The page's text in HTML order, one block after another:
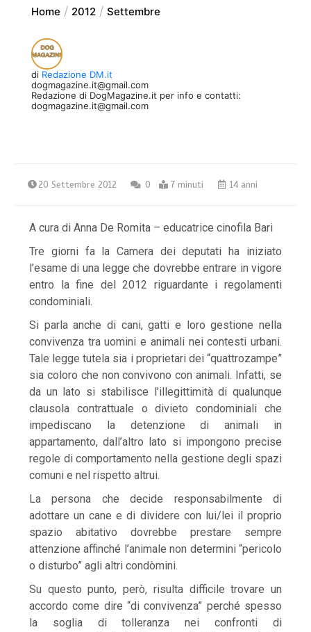
Home 2012 Settembre
di Redazione DM.it
dogmagazine.it@gmail.com
Redazione di DogMagazine.it per info e contatti:
dogmagazine.it@gmail.com
20 Settembre 2012 0 7 minuti 14 anni
A cura di Anna De Romita – educatrice cinofila Bari
Tre giorni fa la Camera dei deputati ha iniziato
l’esame di una legge che dovrebbe entrare in vigore
entro la fine del 2012 riguardante i regolamenti
condominiali.
Si parla anche di cani, gatti e loro gestione nella
convivenza tra uomini e animali nei contesti urbani.
Tale legge tutela sia i proprietari dei “quattrozampe”
sia coloro che non convivono con animali. Infatti, se
da un lato si stabilisce l’illegittimità di qualunque
clausola contrattuale o divieto condominiali che
impediscano la detenzione di animali in
appartamento, dall’altro lato si impongono precise
regole di comportamento nella gestione degli spazi
comuni e nel rispetto altrui.
La persona che decide responsabilmente di
adottare un cane e di dividere con lui/lei il proprio
spazio abitativo dovrebbe prestare sempre
attenzione affinché l’animale non determini “pericolo
o disturbo” agli altri condòmini.
Su questo punto, però, risulta difficile trovare un
accordo come dire “di convivenza” perché spesso
la soglia di tolleranza nei confronti di